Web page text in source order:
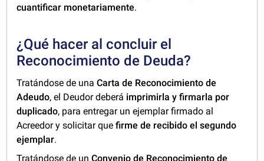
cuantificar monetariamente.
¿Qué hacer al concluir el
Reconocimiento de Deuda?
Tratándose de unaCarta de Reconocimiento de
Adeudo, el Deudor deberá imprimirla y firmarla por
duplicado, para entregar un ejemplar firmado al
Acreedor y solicitar que firme de recibido el segundo
ejemplar.
Tratándose de unConvenio de Reconocimiento de